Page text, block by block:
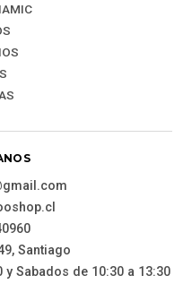
Santiago
y Sabados de 10:30 a 13:30